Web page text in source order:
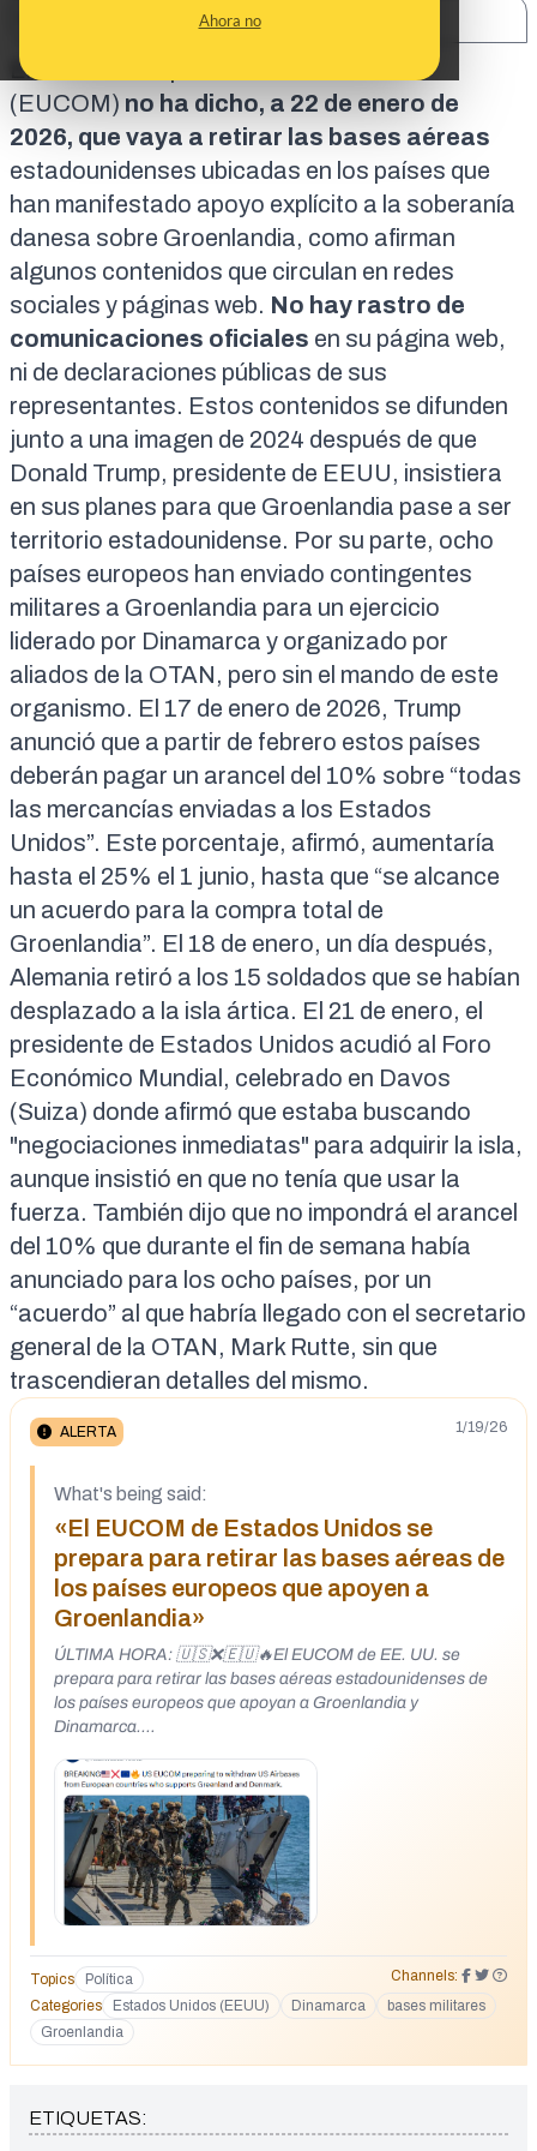
Ahora no
El Mando Europeo de Estados Unidos
(EUCOM) no ha dicho, a 22 de enero de
2026, que vaya a retirar las bases aéreas
estadounidenses ubicadas en los países que
han manifestado apoyo explícito a la soberanía
danesa sobre Groenlandia, como afirman
algunos contenidos que circulan en redes
sociales y páginas web. No hay rastro de
comunicaciones oficiales en su página web,
ni de declaraciones públicas de sus
representantes. Estos contenidos se difunden
junto a una imagen de 2024 después de que
Donald Trump, presidente de EEUU, insistiera
en sus planes para que Groenlandia pase a ser
territorio estadounidense. Por su parte, ocho
países europeos han enviado contingentes
militares a Groenlandia para un ejercicio
liderado por Dinamarca y organizado por
aliados de la OTAN, pero sin el mando de este
organismo. El 17 de enero de 2026, Trump
anunció que a partir de febrero estos países
deberán pagar un arancel del 10% sobre “todas
las mercancías enviadas a los Estados
Unidos”. Este porcentaje, afirmó, aumentaría
hasta el 25% el 1 junio, hasta que “se alcance
un acuerdo para la compra total de
Groenlandia”. El 18 de enero, un día después,
Alemania retiró a los 15 soldados que se habían
desplazado a la isla ártica. El 21 de enero, el
presidente de Estados Unidos acudió al Foro
Económico Mundial, celebrado en Davos
(Suiza) donde afirmó que estaba buscando
"negociaciones inmediatas" para adquirir la isla,
aunque insistió en que no tenía que usar la
fuerza. También dijo que no impondrá el arancel
del 10% que durante el fin de semana había
anunciado para los ocho países, por un
“acuerdo” al que habría llegado con el secretario
general de la OTAN, Mark Rutte, sin que
trascendieran detalles del mismo.
ALERTA 1/19/26
What's being said:
«El EUCOM de Estados Unidos se
prepara para retirar las bases aéreas de
los países europeos que apoyen a
Groenlandia»
ÚLTIMA HORA: 🇺🇸❌🇪🇺🔥El EUCOM de EE. UU. se
prepara para retirar las bases aéreas estadounidenses de
los países europeos que apoyan a Groenlandia y
Dinamarca.
42
Topics Política
Channels:
Categories
Estados Unidos (EEUU) Dinamarca
bases militares
Groenlandia
ETIQUETAS: